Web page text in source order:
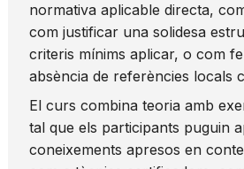
normativa aplicable directa,
com justificar una solidesa
criteris mínims aplicar, o com
absència de referències locals
El curs combina teoria amb
tal que els participants puguin
coneixements apresos en